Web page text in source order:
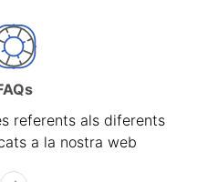
referents als diferents
a la nostra web